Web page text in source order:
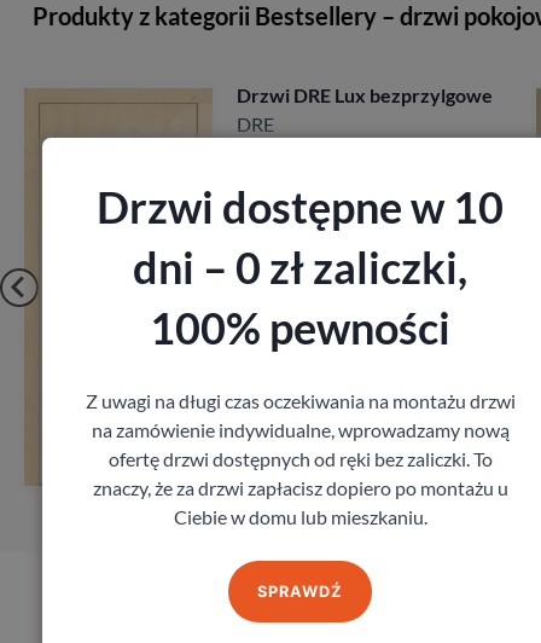
Produkty z kategorii Bestsellery – drzwi
Drzwi Porta Villadora
2 197,00
Zobacz
Zamów pomiar
Produkty marki Porta
Drzwi dostępne w 10
dni – 0 zł zaliczki,
100% pewności
Z uwagi na długi czas oczekiwania na montażu drzwi
na zamówienie indywidualne, wprowadzamy nową
ofertę drzwi dostępnych od ręki bez zaliczki. To
znaczy, że za drzwi zapłacisz dopiero po montażu u
Ciebie w domu lub mieszkaniu.
SPRAWDŹ